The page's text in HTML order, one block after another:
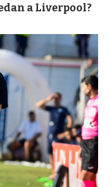
a Liverpool?